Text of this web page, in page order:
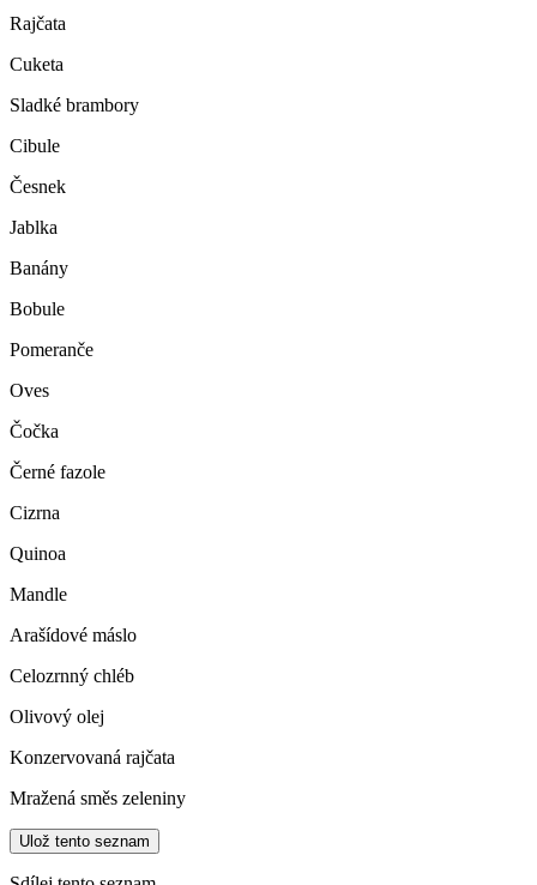
Rajčata
Cuketa
Sladké brambory
Cibule
Česnek
Jablka
Banány
Bobule
Pomeranče
Oves
Čočka
Černé fazole
Cizrna
Quinoa
Mandle
Arašídové máslo
Celozrnný chléb
Olivový olej
Konzervovaná rajčata
Mražená směs zeleniny
Ulož tento seznam